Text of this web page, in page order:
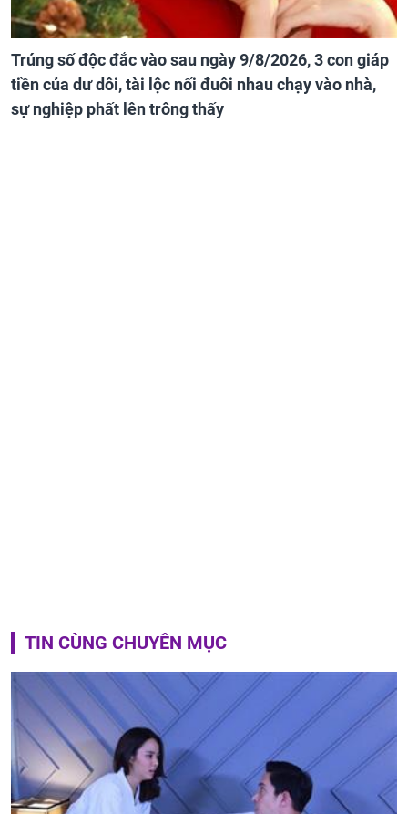
Trúng số độc đắc vào sau ngày 9/8/2026, 3 con giáp
tiền của dư dôi, tài lộc nối đuôi nhau chạy vào nhà,
sự nghiệp phất lên trông thấy
TIN CÙNG CHUYÊN MỤC